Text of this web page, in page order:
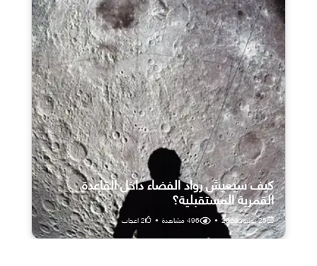
كيف سيعيش رواد الفضاء داخل القاعدة
القمرية المستقبلية؟
25 يوليو، 2026 •
496مشاهدة •
2اعجاب